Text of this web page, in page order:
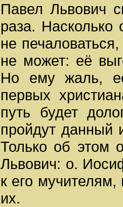
Павел Львович
раза.
не
не может: её
Но ему жаль,
первых
путь будет
пройдут данный
Только об этом
Львович: о.
к его
их.